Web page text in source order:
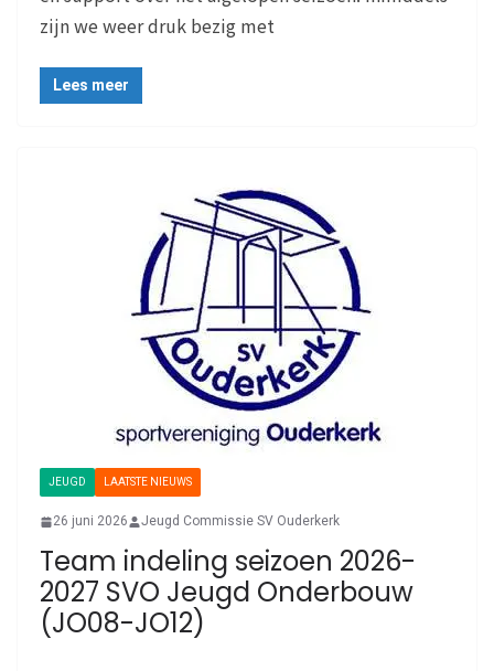
zijn we weer druk bezig met
Lees meer
JEUGD LAATSTE NIEUWS
26 juni 2026 Jeugd Commissie SV Ouderkerk
Team indeling seizoen 2026-
2027 SVO Jeugd Onderbouw
(JO08-JO12)